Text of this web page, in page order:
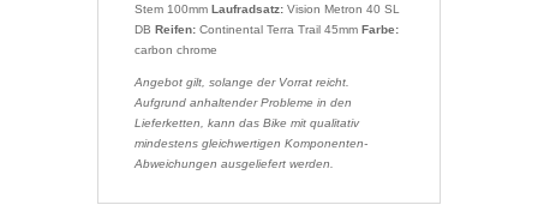
Stem 100mm Laufradsatz: Vision Metron 40 SL
DB Reifen:Continental Terra Trail 45mm Farbe:
carbon chrome
Angebot gilt, solange der Vorrat reicht.
Aufgrund anhaltender Probleme in den
Lieferketten, kann das Bike mit qualitativ
mindestens gleichwertigen Komponenten-
Abweichungen ausgeliefert werden.